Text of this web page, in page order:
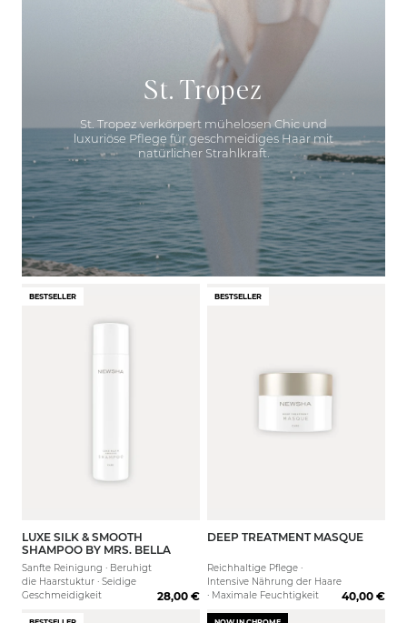
St. Tropez
St. Tropez verkörpert mühelosen Chic und
luxuriöse Pflege für geschmeidiges Haar mit
natürlicher Strahlkraft.
BESTSELLER
250 ml 1000 ml
LUXE SILK & SMOOTH
SHAMPOO BY MRS. BELLA
Sanfte Reinigung · Beruhigt
die Haarstuktur · Seidige
Geschmeidigkeit
28,00 €
BESTSELLER
150 ml
DEEP TREATMENT MASQUE
Reichhaltige Pflege ·
Intensive Nährung der Haare
· Maximale Feuchtigkeit
40,00 €